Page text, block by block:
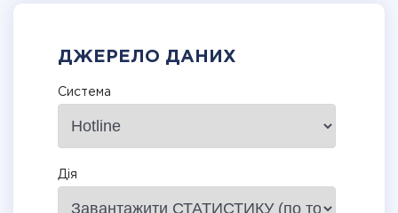
ДЖЕРЕЛО ДАНИХ
Система
Дія